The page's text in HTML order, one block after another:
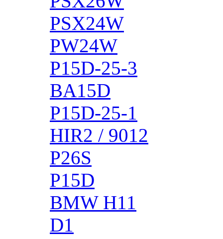
PSX24W
PW24W
P15D-25-3
BA15D
P15D-25-1
HIR2 / 9012
P26S
P15D
BMW H11
D1